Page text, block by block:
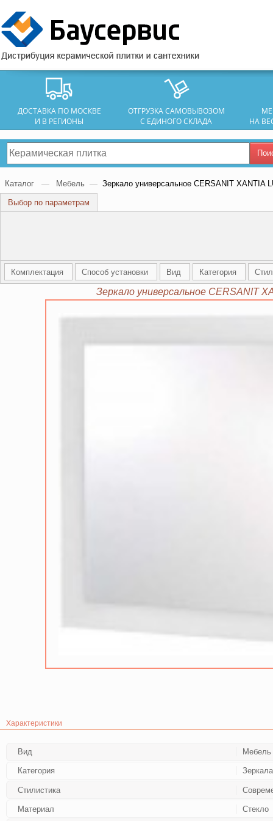
ДОСТАВКА ПО МОСКВЕ
И В РЕГИОНЫ
ОТГРУЗКА САМОВЫВОЗОМ
С ЕДИНОГО СКЛАДА
НА
Каталог — Мебель — Зеркало универсальное CERSANIT XANTIA
Выбор по параметрам
Комплектация Способ установки Вид Категория
Зеркало универсальное CERSANIT
Характеристики
Вид
Категория Зеркала
Стилистика
Материал Стекло